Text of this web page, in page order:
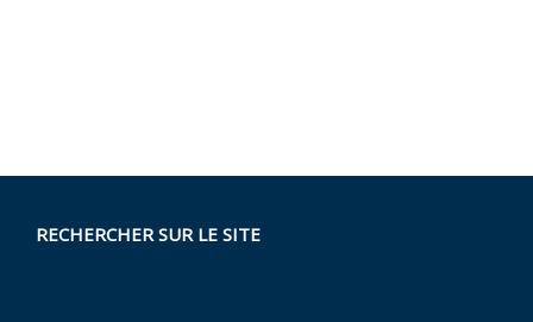
RECHERCHER SUR LE SITE